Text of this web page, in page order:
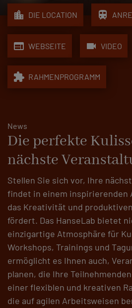
location_city DIE LOCATION train
web WEBSEITE videocam VIDEO
extension RAHMENPROGRAMM
News
Die perfekte
nächste
Stellen Sie sich vor, Ihre
findet in einem inspirierenden
das Kreativität und
fördert. Das HanseLab bietet
einzigartige Atmosphäre für
Workshops, Trainings und
ermöglicht es Ihnen auch,
planen, die Ihre
einer flexiblen und kreativen
die auf agilen Arbeitsweisen